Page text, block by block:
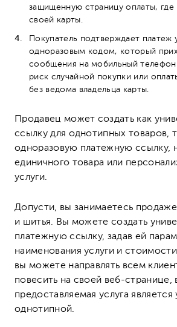
защищенную страницу оплаты, где
своей карты.
Покупатель подтверждает платеж
одноразовым кодом, который
сообщения на мобильный
риск случайной покупки или
без ведома владельца карты.
Продавец может создать как
ссылку для однотипных товаров,
одноразовую платежную ссылку,
единичного товара или
услуги.
Допусти, вы занимаетесь
и шитья. Вы можете создать
платежную ссылку, задав ей
наименования услуги и
вы можете направлять всем
повесить на своей веб-странице,
предоставляемая услуга является
однотипной.